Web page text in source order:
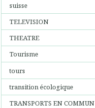
suisse
TELEVISION
THEATRE
Tourisme
tours
transition écologique
TRANSPORTS EN COMMUN